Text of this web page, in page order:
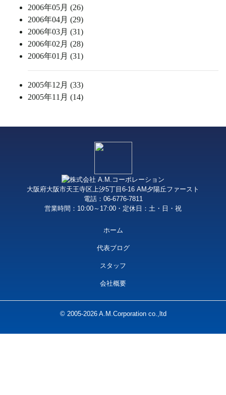
2006年05月 (26)
2006年04月 (29)
2006年03月 (31)
2006年02月 (28)
2006年01月 (31)
2005年12月 (33)
2005年11月 (14)
大阪府大阪市天王寺区上汐5丁目6-16 AM夕陽丘ファースト
電話：06-6776-7811
営業時間：10:00～17:00・定休日：土・日・祝
ホーム
代表ブログ
スタッフ
会社概要
© 2005-2026 A.M.Corporation co.,ltd